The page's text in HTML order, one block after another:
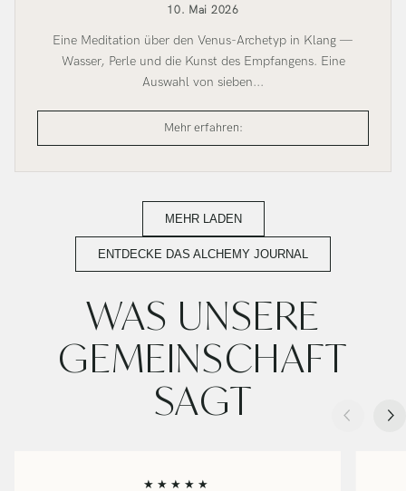
10. Mai 2026
Eine Meditation über den Venus-Archetyp in Klang —
Wasser, Perle und die Kunst des Empfangens. Eine
Auswahl von sieben...
Mehr erfahren:Venus
Set
MEHR LADEN
ENTDECKE DAS ALCHEMY JOURNAL
WAS UNSERE
GEMEINSCHAFT
SAGT
★★★★★